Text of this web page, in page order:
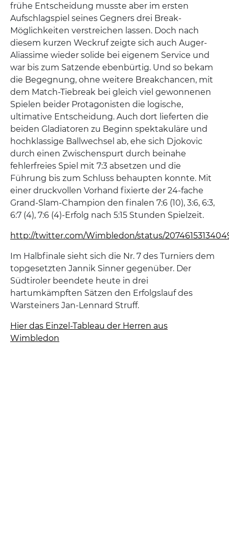
frühe Entscheidung musste aber im ersten
Aufschlagspiel seines Gegners drei Break-
Möglichkeiten verstreichen lassen. Doch nach
diesem kurzen Weckruf zeigte sich auch Auger-
Aliassime wieder solide bei eigenem Service und
war bis zum Satzende ebenbürtig. Und so bekam
die Begegnung, ohne weitere Breakchancen, mit
dem Match-Tiebreak bei gleich viel gewonnenen
Spielen beider Protagonisten die logische,
ultimative Entscheidung. Auch dort lieferten die
beiden Gladiatoren zu Beginn spektakuläre und
hochklassige Ballwechsel ab, ehe sich Djokovic
durch einen Zwischenspurt durch beinahe
fehlerfreies Spiel mit 7:3 absetzen und die
Führung bis zum Schluss behaupten konnte. Mit
einer druckvollen Vorhand fixierte der 24-fache
Grand-Slam-Champion den finalen 7:6 (10), 3:6, 6:3,
6:7 (4), 7:6 (4)-Erfolg nach 5:15 Stunden Spielzeit.
http://twitter.com/Wimbledon/status/
Im Halbfinale sieht sich die Nr. 7 des Turniers dem
topgesetzten Jannik Sinner gegenüber. Der
Südtiroler beendete heute in drei
hartumkämpften Sätzen den Erfolgslauf des
Warsteiners Jan-Lennard Struff.
Hier das Einzel-Tableau der Herren aus
Wimbledon